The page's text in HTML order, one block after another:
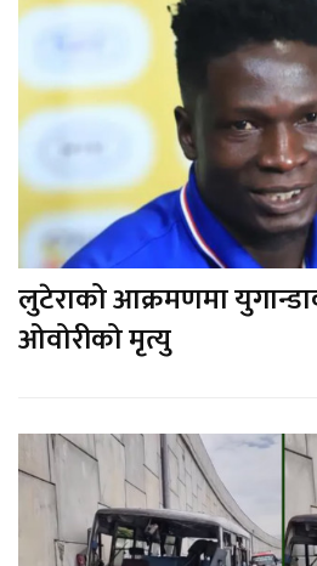
लुटेराको आक्रमणमा
ओवोरीको मृत्यु